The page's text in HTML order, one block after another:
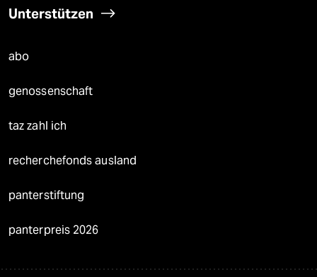
Unterstützen
abo
genossenschaft
taz zahl ich
recherchefonds ausland
panterstiftung
panterpreis 2026